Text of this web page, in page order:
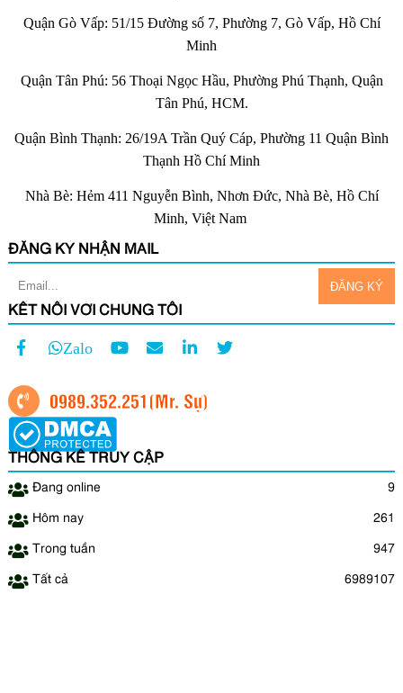
Quận Gò Vấp: 51/15 Đường số 7, Phường 7, Gò Vấp, Hồ Chí
Minh
Quận Tân Phú: 56 Thoại Ngọc Hầu, Phường Phú Thạnh, Quận
Tân Phú, HCM.
Quận Bình Thạnh: 26/19A Trần Quý Cáp, Phường 11 Quận Bình
Thạnh Hồ Chí Minh
Nhà Bè: Hẻm 411 Nguyễn Bình, Nhơn Đức, Nhà Bè, Hồ Chí
Minh, Việt Nam
ĐĂNG KÝ NHẬN MAIL
KẾT NỐI VỚI CHÚNG TÔI
Zalo
0989.352.251(Mr. Sự)
THỐNG KÊ TRUY CẬP
Đang online 9
Hôm nay 261
Trong tuần 947
Tất cả 6989107